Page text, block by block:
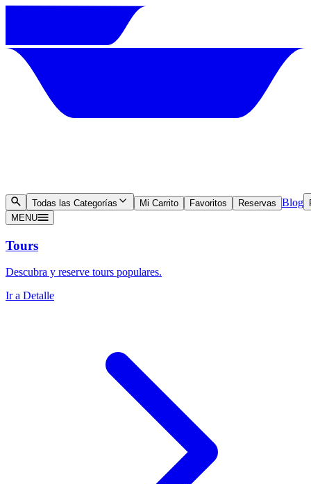
Todas las Categorías Mi Carrito Favoritos Reservas Blog
MENU
Tours
Descubra y reserve tours populares.
Ir a Detalle